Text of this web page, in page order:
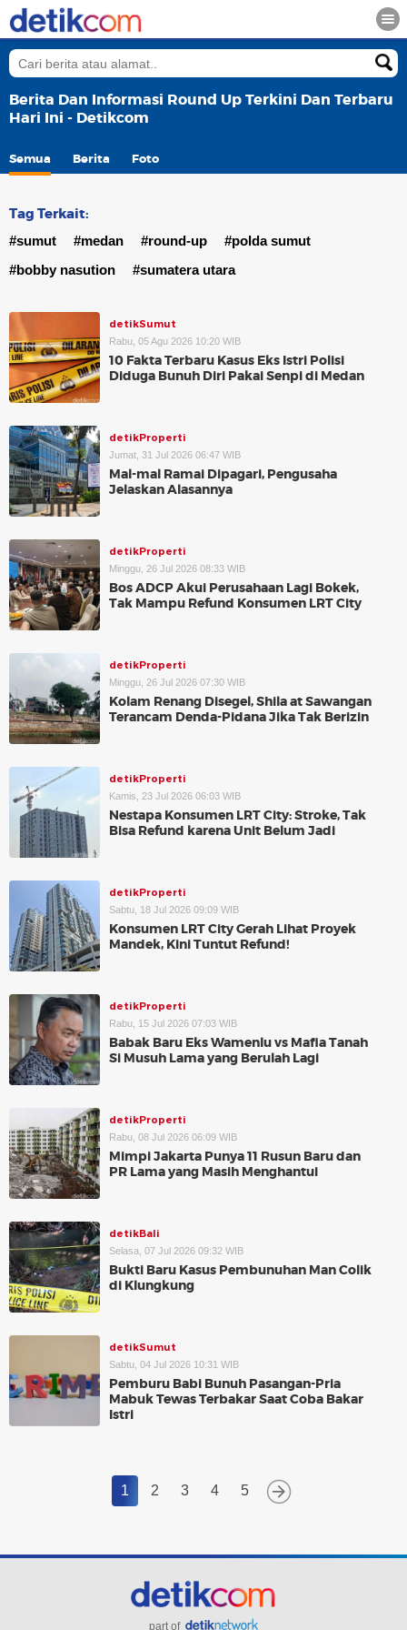
Berita Dan Informasi Round Up Terkini Dan Terbaru
Hari Ini - Detikcom
Semua Berita Foto
Tag Terkait:
#sumut #medan #round-up
#polda sumut
#bobby nasution
#sumatera utara
detikSumut
Rabu, 05 Agu 2026 10:20 WIB
10 Fakta Terbaru Kasus Eks Istri Polisi
Diduga Bunuh Diri Pakai Senpi di Medan
detikProperti
Jumat, 31 Jul 2026 06:47 WIB
Mal-mal Ramai Dipagari, Pengusaha
Jelaskan Alasannya
detikProperti
Minggu, 26 Jul 2026 08:33 WIB
Bos ADCP Akui Perusahaan Lagi Bokek,
Tak Mampu Refund Konsumen LRT City
detikProperti
Minggu, 26 Jul 2026 07:30 WIB
Kolam Renang Disegel, Shila at Sawangan
Terancam Denda-Pidana Jika Tak Berizin
detikProperti
Kamis, 23 Jul 2026 06:03 WIB
Nestapa Konsumen LRT City: Stroke, Tak
Bisa Refund karena Unit Belum Jadi
detikProperti
Sabtu, 18 Jul 2026 09:09 WIB
Konsumen LRT City Gerah Lihat Proyek
Mandek, Kini Tuntut Refund!
detikProperti
Rabu, 15 Jul 2026 07:03 WIB
Babak Baru Eks Wamenlu vs Mafia Tanah
Si Musuh Lama yang Berulah Lagi
detikProperti
Rabu, 08 Jul 2026 06:09 WIB
Mimpi Jakarta Punya 11 Rusun Baru dan
PR Lama yang Masih Menghantui
detikBali
Selasa, 07 Jul 2026 09:32 WIB
Bukti Baru Kasus Pembunuhan Man Colik
di Klungkung
detikSumut
Sabtu, 04 Jul 2026 10:31 WIB
Pemburu Babi Bunuh Pasangan-Pria
Mabuk Tewas Terbakar Saat Coba Bakar
Istri
1 2 3 4 5
part of